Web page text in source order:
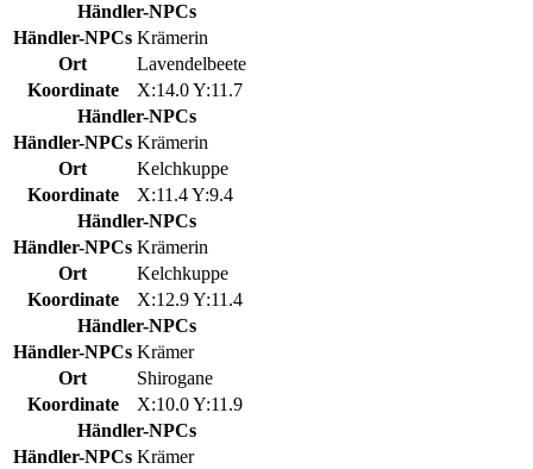
Händler-NPCs
Händler-NPCs Krämerin
Ort
Lavendelbeete
Koordinate
X:14.0 Y:11.7
Händler-NPCs
Händler-NPCs Krämerin
Ort
Kelchkuppe
Koordinate
X:11.4 Y:9.4
Händler-NPCs
Händler-NPCs Krämerin
Ort
Kelchkuppe
Koordinate
X:12.9 Y:11.4
Händler-NPCs
Händler-NPCs Krämer
Ort
Shirogane
Koordinate
X:10.0 Y:11.9
Händler-NPCs
Händler-NPCs Krämer